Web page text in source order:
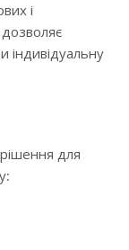
і
індивідуальну
рішення для